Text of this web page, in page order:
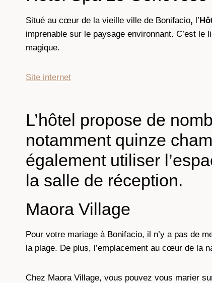
Situé au cœur de la vieille ville de Bonifacio, l’
imprenable sur le paysage environnant. C’est
magique.
Site internet
L’hôtel propose de
notamment quinze
également utiliser
la salle de réception.
Maora Village
Pour votre mariage à Bonifacio, il n’y a pas de
la plage. De plus, l’emplacement au cœur de la
Chez Maora Village, vous pouvez vous marier